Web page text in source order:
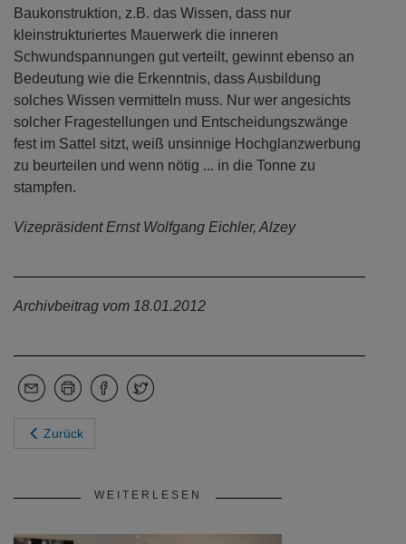
Baukonstruktion, z.B. das Wissen, dass nur
kleinstrukturiertes Mauerwerk die inneren
Schwundspannungen gut verteilt, gewinnt ebenso an
Bedeutung wie die Erkenntnis, dass Ausbildung
solches Wissen vermitteln muss. Nur wer angesichts
solcher Fragestellungen und Entscheidungszwänge
fest im Sattel sitzt, weiß unsinnige Hochglanzwerbung
zu beurteilen und wenn nötig ... in die Tonne zu
stampfen.
Vizepräsident Ernst Wolfgang Eichler, Alzey
Archivbeitrag vom 18.01.2012
Zurück
WEITERLESEN